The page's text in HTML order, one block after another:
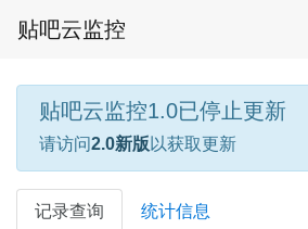
贴吧云监控
贴吧云监控1.0已停止更新
请访问2.0新版 以获取更新
记录查询 统计信息